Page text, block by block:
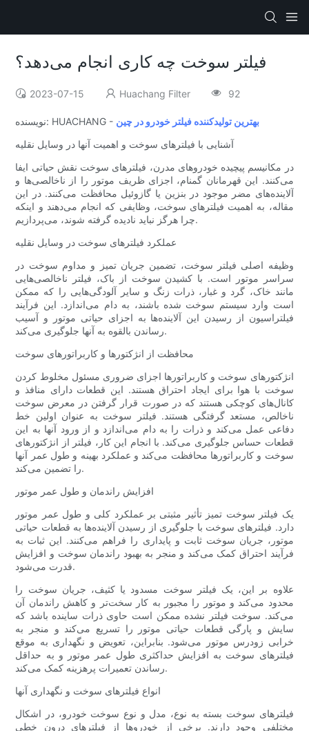
فیلتر سوخت چه کاری انجام می‌دهد؟
2023-07-15 Huachang Filter 92
نویسنده: HUACHANG - بهترین تولیدکننده فیلتر خودرو در چین
آشنایی با فیلترهای سوخت و اهمیت آنها در وسایل نقلیه
در مکانیسم پیچیده خودروهای مدرن، فیلترهای سوخت نقش حیاتی ایفا
می‌کنند. این قهرمانان گمنام، اجزای ظریف موتور را از ناخالصی‌ها و
آلاینده‌های مضر موجود در بنزین یا گازوئیل محافظت می‌کنند. در این
مقاله، به اهمیت فیلترهای سوخت، وظایفی که انجام می‌دهند و اینکه
چرا هرگز نباید نادیده گرفته شوند، می‌پردازیم.
عملکرد فیلترهای سوخت در وسایل نقلیه
وظیفه اصلی فیلتر سوخت، تضمین جریان تمیز و مداوم سوخت در
سراسر موتور است. با کشیدن سوخت از باک، فیلتر ناخالصی‌هایی
مانند خاک، گرد و غبار، ذرات زنگ و سایر آلودگی‌هایی را که ممکن
است وارد سیستم سوخت شده باشند، به دام می‌اندازد. این فرآیند
فیلتراسیون از رسیدن این آلاینده‌ها به اجزای حیاتی موتور و آسیب
رساندن بالقوه به آنها جلوگیری می‌کند.
محافظت از انژکتورها و کاربراتورهای سوخت
انژکتورهای سوخت و کاربراتورها اجزای ضروری مسئول مخلوط کردن
سوخت با هوا برای ایجاد احتراق هستند. این قطعات دارای منافذ و
کانال‌های کوچکی هستند که در صورت قرار گرفتن در معرض سوخت
ناخالص، مستعد گرفتگی هستند. فیلتر سوخت به عنوان اولین خط
دفاعی عمل می‌کند و ذرات را به دام می‌اندازد و از ورود آنها به این
قطعات حساس جلوگیری می‌کند. با انجام این کار، فیلتر از انژکتورهای
سوخت و کاربراتورها محافظت می‌کند و عملکرد بهینه و طول عمر آنها
را تضمین می‌کند.
افزایش راندمان و طول عمر موتور
یک فیلتر سوخت تمیز تأثیر مثبتی بر عملکرد کلی و طول عمر موتور
دارد. فیلترهای سوخت با جلوگیری از رسیدن آلاینده‌ها به قطعات حیاتی
موتور، جریان سوخت ثابت و پایداری را فراهم می‌کنند. این ثبات به
فرآیند احتراق کمک می‌کند و منجر به بهبود راندمان سوخت و افزایش
قدرت می‌شود.
علاوه بر این، یک فیلتر سوخت مسدود یا کثیف، جریان سوخت را
محدود می‌کند و موتور را مجبور به کار سخت‌تر و کاهش راندمان آن
می‌کند. سوخت فیلتر نشده ممکن است حاوی ذرات ساینده باشد که
سایش و پارگی قطعات حیاتی موتور را تسریع می‌کند و منجر به
خرابی زودرس موتور می‌شود. بنابراین، تعویض و نگهداری به موقع
فیلترهای سوخت به افزایش حداکثری طول عمر موتور و به حداقل
رساندن تعمیرات پرهزینه کمک می‌کند.
انواع فیلترهای سوخت و نگهداری آنها
فیلترهای سوخت بسته به نوع، مدل و نوع سوخت خودرو، در اشکال
مختلفی وجود دارند. برخی از خودروها از فیلترهای درون خطی